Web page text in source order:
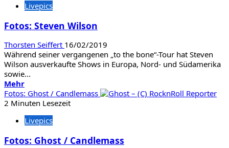
Ralf
Livepics
Fotos: Steven Wilson
Thorsten Seiffert 16/02/2019
Während seiner vergangenen „to the bone“-Tour hat Steven
Wilson ausverkaufte Shows in Europa, Nord- und Südamerika
sowie...
MehrMehr
Informationen
über
Steven
Fotos: Ghost / Candlemass
2 Minuten Lesezeit
Livepics
Fotos: Ghost / Candlemass